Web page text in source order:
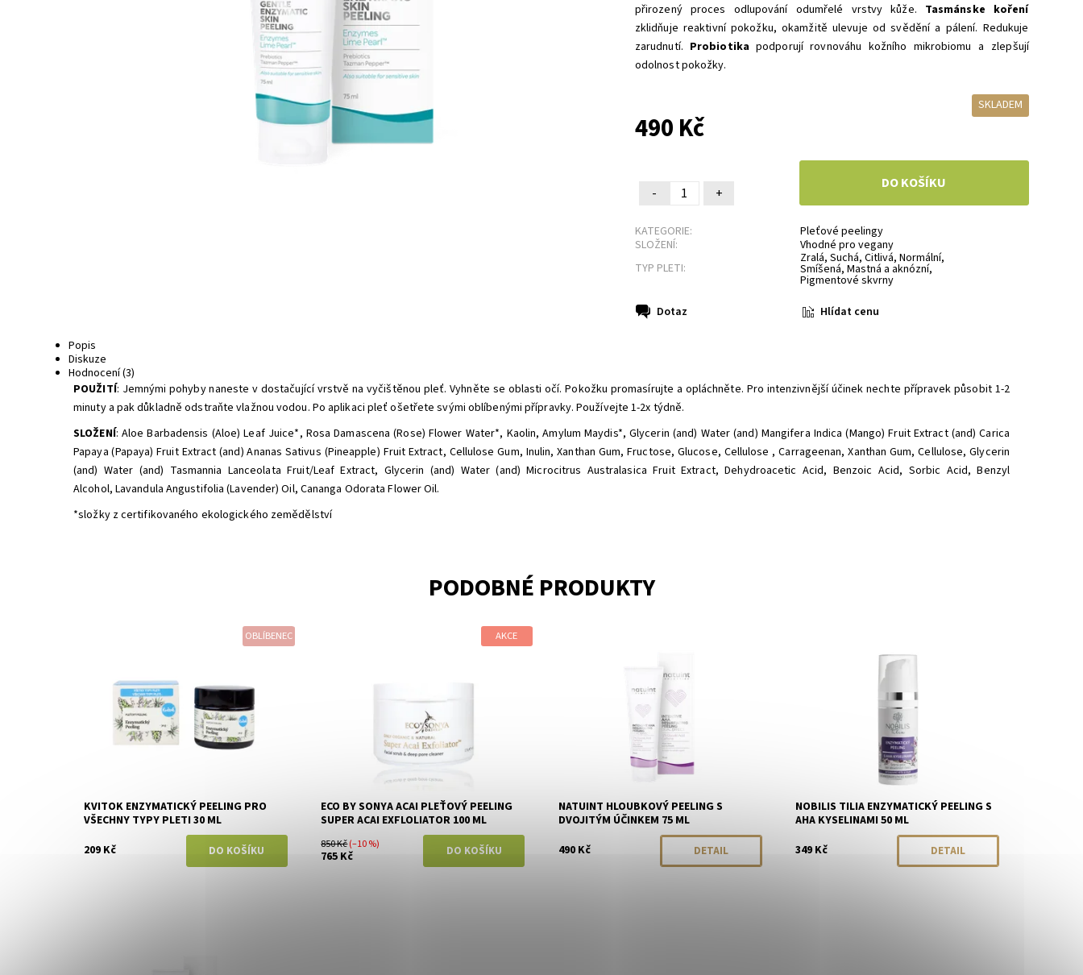
přirozený proces odlupování odumřelé vrstvy kůže. Tasmánske koření
zklidňuje reaktivní pokožku, okamžitě ulevuje od svědění a pálení. Redukuje
zarudnutí. Probiotikapodporují rovnováhu kožního mikrobiomu a zlepšují
odolnost pokožky.
SKLADEM
490 Kč
- +
KATEGORIE:
Pleťové peelingy
SLOŽENÍ:
Vhodné pro vegany
TYP PLETI:
Zralá, Suchá, Citlivá, Normální,
Smíšená, Mastná a aknózní,
Pigmentové skvrny
Dotaz
Hlídat cenu
Popis
Diskuze
Hodnocení (3)
POUŽITÍ: Jemnými pohyby naneste v dostačující vrstvě na vyčištěnou pleť. Vyhněte se oblasti očí. Pokožku promasírujte a opláchněte. Pro intenzivnější účinek nechte přípravek působit 1-2
minuty a pak důkladně odstraňte vlažnou vodou. Po aplikaci pleť ošetřete svými oblíbenými přípravky. Používejte 1-2x týdně.
SLOŽENÍ: Aloe Barbadensis (Aloe) Leaf Juice*, Rosa Damascena (Rose) Flower Water*, Kaolin,Amylum Maydis*, Glycerin (and) Water (and) Mangifera Indica (Mango) Fruit Extract (and) Carica
Papaya (Papaya) Fruit Extract (and) Ananas Sativus (Pineapple) Fruit Extract, Cellulose Gum, Inulin,Xanthan Gum,Fructose, Glucose, Cellulose ,Carrageenan,Xanthan Gum,Cellulose,Glycerin
(and) Water (and) Tasmannia Lanceolata Fruit/Leaf Extract, Glycerin (and) Water (and) Microcitrus Australasica Fruit Extract,Dehydroacetic Acid, Benzoic Acid, Sorbic Acid,Benzyl
Alcohol, Lavandula Angustifolia (Lavender) Oil, Cananga Odorata Flower Oil.
*složky z certifikovaného ekologického zemědělství
PODOBNÉ PRODUKTY
OBLÍBENEC
KVITOK ENZYMATICKÝ PEELING PRO
VŠECHNY TYPY PLETI 30 ML
209 Kč
AKCE
ECO BY SONYA ACAI PLEŤOVÝ PEELING
SUPER ACAI EXFLOLIATOR 100 ML
850 Kč(–10 %)
765 Kč
NATUINT HLOUBKOVÝ PEELING S
DVOJITÝM ÚČINKEM 75 ML
490 Kč
DETAIL
Nobilis Tilia
NOBILIS TILIA ENZYMATICKÝ PEELING S
AHA KYSELINAMI 50 ML
349 Kč
DETAIL